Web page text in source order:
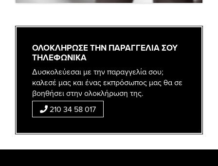
ΟΛΟΚΛΗΡΩΣΕ ΤΗΝ ΠΑΡΑΓΓΕΛΙΑ ΣΟΥ
ΤΗΛΕΦΩΝΙΚΑ
Δυσκολεύεσαι με την παραγγελία σου;
καλεσέ μας και ένας εκπρόσωπος μας θα σε
βοηθήσει στην ολοκλήρωση της.
210 34 58 017